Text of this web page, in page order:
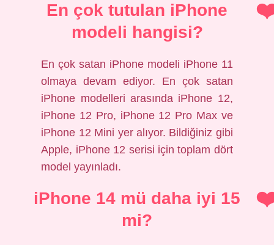
En çok tutulan iPhone
modeli hangisi?
En çok satan iPhone modeli iPhone 11
olmaya devam ediyor. En çok satan
iPhone modelleri arasında iPhone 12,
iPhone 12 Pro, iPhone 12 Pro Max ve
iPhone 12 Mini yer alıyor. Bildiğiniz gibi
Apple, iPhone 12 serisi için toplam dört
model yayınladı.
iPhone 14 mü daha iyi 15
mi?